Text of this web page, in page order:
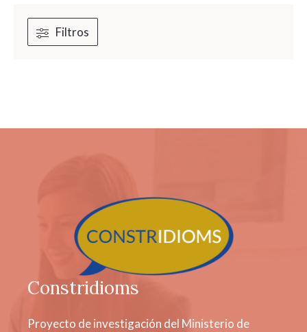
Filtros
Constridioms
Proyecto de investigación del Ministerio de